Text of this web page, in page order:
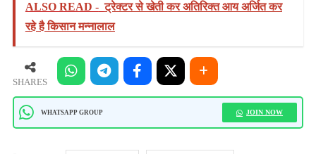
ALSO READ - ट्रेक्‍टर से खेती कर अतिरिक्‍त आय अर्जित कर
रहे है किसान मन्‍नालाल
SHARES
WHATSAPP GROUP JOIN NOW